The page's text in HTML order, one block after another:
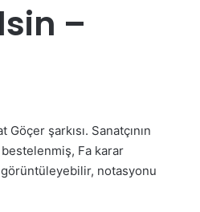
–
şarkısı. Sanatçının
bestelenmiş, Fa karar
notasyonu